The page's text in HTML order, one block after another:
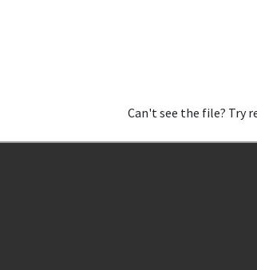
Can't see the file? Try